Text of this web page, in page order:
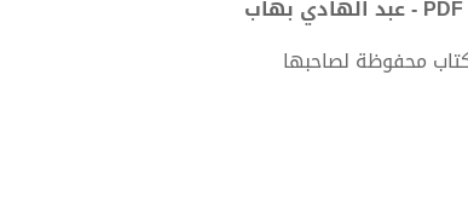
محفوظة لصاحبها